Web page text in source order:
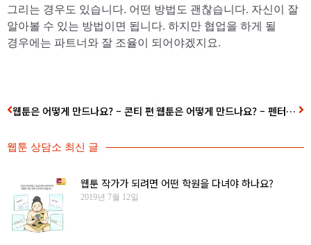
그리는 경우도 있습니다. 어떤 방법도 괜찮습니다. 자신이 잘
알아볼 수 있는 방법이면 됩니다. 하지만 협업을 하게 될
경우에는 파트너와 잘 조율이 되어야겠지요.
웹툰은 어떻게 만드나요? – 콘티 편 웹툰은 어떻게 만드나요? – 펜터치 편
웹툰 상담소 최신 글
웹툰 작가가 되려면 어떤 학원을 다녀야 하나요?
2019년 7월 12일